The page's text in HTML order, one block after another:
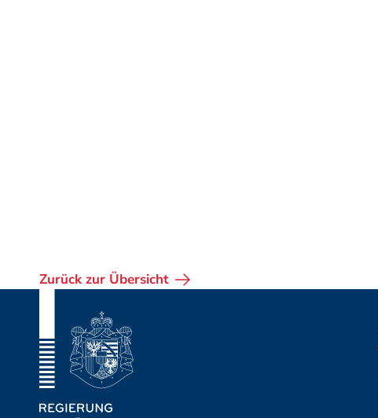
Zurück zur Übersicht
Fusszeile